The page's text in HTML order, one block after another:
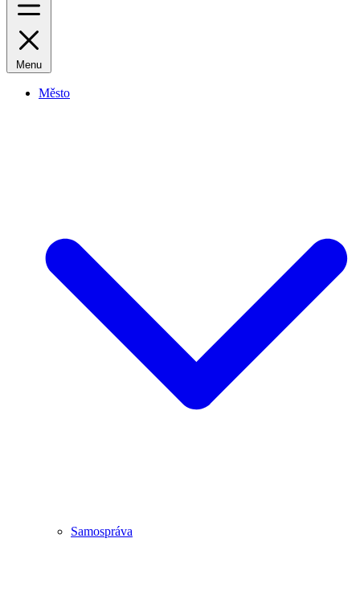
Menu
Město
Samospráva